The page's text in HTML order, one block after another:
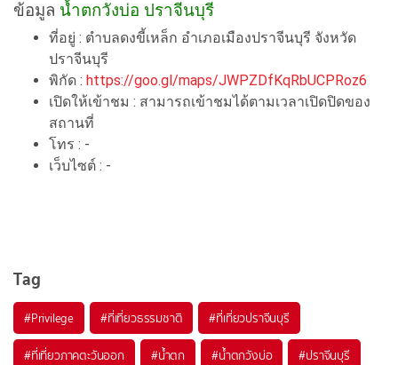
ข้อมูล น้ำตกวังบ่อ ปราจีนบุรี
ที่อยู่ : ตำบลดงขี้เหล็ก อำเภอเมืองปราจีนบุรี จังหวัด
ปราจีนบุรี
พิกัด : https://goo.gl/maps/JWPZDfKqRbUCPRoz6
เปิดให้เข้าชม : สามารถเข้าชมได้ตามเวลาเปิดปิดของ
สถานที่
โทร : -
เว็บไซต์ : -
Tag
#Privilege #ที่เที่ยวธรรมชาติ #ที่เที่ยวปราจีนบุรี
#ที่เที่ยวภาคตะวันออก #น้ำตก #น้ำตกวังบ่อ #ปราจีนบุรี